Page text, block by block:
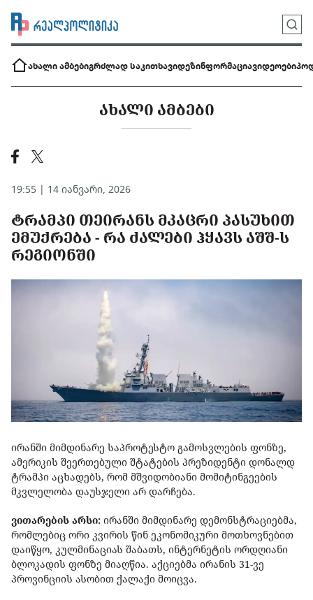
ახალი ამბებიგრძლად საკითხავიდეზინფორმაციავიდეოები
ᲐᲮᲐᲚᲘ ᲐᲛᲑᲔᲑᲘ
19:55 | 14 იანვარი, 2026
ᲢᲠᲐᲛᲞᲘ ᲗᲔᲘᲠᲐᲜᲡ ᲛᲙᲐᲪᲠᲘ ᲞᲐᲡᲣᲮᲘᲗ
ᲔᲛᲣᲥᲠᲔᲑᲐ - ᲠᲐ ᲫᲐᲚᲔᲑᲘ ᲰᲧᲐᲕᲡ ᲐᲨᲨ-Ს
ᲠᲔᲒᲘᲝᲜᲨᲘ
ირანში მიმდინარე საპროტესტო გამოსვლების ფონზე,
ამერიკის შეერთებული შტატების პრეზიდენტი დონალდ
ტრამპი აცხადებს, რომ მშვიდობიანი მომიტინგეების
მკვლელობა დაუსჯელი არ დარჩება.
ვითარების არსი: ირანში მიმდინარე დემონსტრაციებმა,
რომლებიც ორი კვირის წინ ეკონომიკური მოთხოვნებით
დაიწყო, კულმინაციას შაბათს, ინტერნეტის ორდღიანი
ბლოკადის ფონზე მიაღწია. აქციებმა ირანის 31-ვე
პროვინციის ასობით ქალაქი მოიცვა.